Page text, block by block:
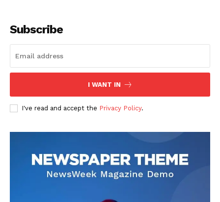
DOWNLOAD NOW
Subscribe
I WANT IN
I've read and accept the Privacy Policy.